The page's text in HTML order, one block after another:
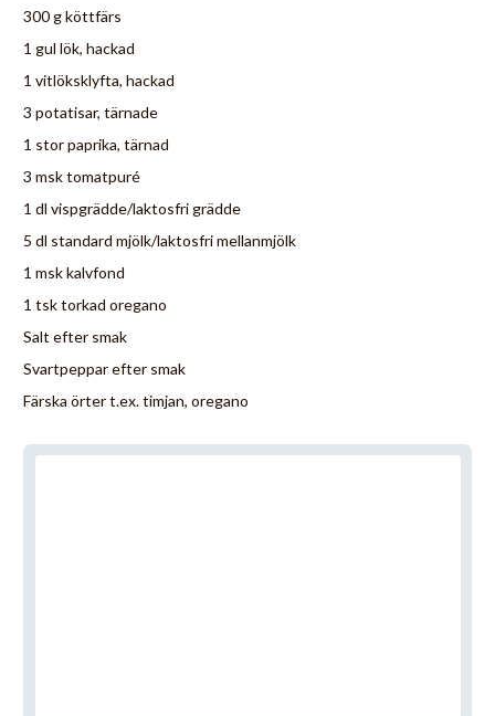
300 g köttfärs
1 gul lök, hackad
1 vitlöksklyfta, hackad
3 potatisar, tärnade
1 stor paprika, tärnad
3 msk tomatpuré
1 dl vispgrädde/laktosfri grädde
5 dl standard mjölk/laktosfri mellanmjölk
1 msk kalvfond
1 tsk torkad oregano
Salt efter smak
Svartpeppar efter smak
Färska örter t.ex. timjan, oregano